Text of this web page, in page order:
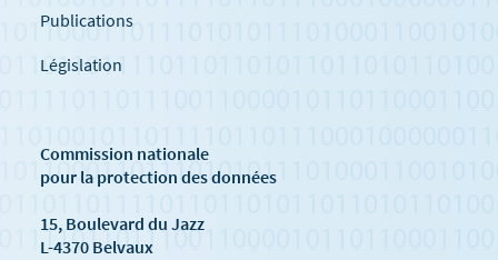
Publications
Législation
Commission nationale
pour la protection des données
15, Boulevard du Jazz
L-4370 Belvaux